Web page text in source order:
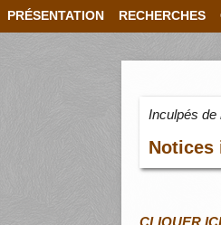
PRÉSENTATION RECHERCHES
Inculpés de
Notices